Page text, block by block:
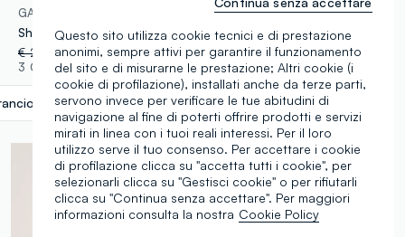
GAP KIDS
Shorts in cotone elasticizzato
€ 22,95-70%€ 6,88
3 Colori
papaya label.selectsize
OVS KIDS
€ 24,95 -50%€ 12,47
1 Colori
Questo sito utilizza cookie tecnici e di prestazione
anonimi, sempre attivi per garantire il funzionamento
del sito e di misurarne le prestazione; Altri cookie (i
cookie di profilazione), installati anche da terze parti,
servono invece per verificare le tue abitudini di
navigazione al fine di poterti offrire prodotti e servizi
mirati in linea con i tuoi reali interessi. Per il loro
utilizzo serve il tuo consenso. Per accettare i cookie
di profilazione clicca su "accetta tutti i cookie", per
selezionarli clicca su "Gestisci cookie" o per rifiutarli
clicca su "Continua senza accettare". Per maggiori
informazioni consulta la nostra Cookie Policy